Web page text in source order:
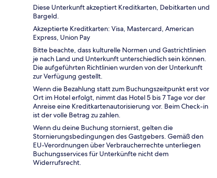
Diese Unterkunft akzeptiert Kreditkarten, Debitkarten und
Bargeld.
Akzeptierte Kreditkarten: Visa, Mastercard, American
Express, Union Pay
Bitte beachte, dass kulturelle Normen und Gastrichtlinien
je nach Land und Unterkunft unterschiedlich sein können.
Die aufgeführten Richtlinien wurden von der Unterkunft
zur Verfügung gestellt.
Wenn die Bezahlung statt zum Buchungszeitpunkt erst vor
Ort im Hotel erfolgt, nimmt das Hotel 5 bis 7 Tage vor der
Anreise eine Kreditkartenautorisierung vor. Beim Check-in
ist der volle Betrag zu zahlen.
Wenn du deine Buchung stornierst, gelten die
Stornierungsbedingungen des Gastgebers. Gemäß den
EU-Verordnungen über Verbraucherrechte unterliegen
Buchungsservices für Unterkünfte nicht dem
Widerrufsrecht.